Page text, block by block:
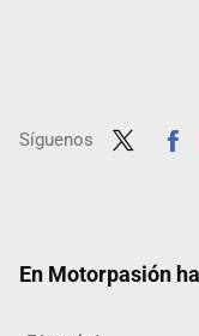
Síguenos
En Motorpasión